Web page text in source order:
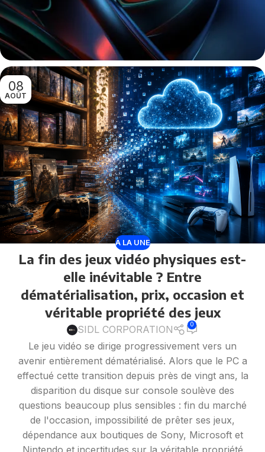
08
AOÛT
À LA UNE
La fin des jeux vidéo physiques est-
elle inévitable ? Entre
dématérialisation, prix, occasion et
véritable propriété des jeux
SIDL CORPORATION 0
Le jeu vidéo se dirige progressivement vers un
avenir entièrement dématérialisé. Alors que le PC a
effectué cette transition depuis près de vingt ans, la
disparition du disque sur console soulève des
questions beaucoup plus sensibles : fin du marché
de l'occasion, impossibilité de prêter ses jeux,
dépendance aux boutiques de Sony, Microsoft et
Nintendo et incertitudes sur la véritable propriété